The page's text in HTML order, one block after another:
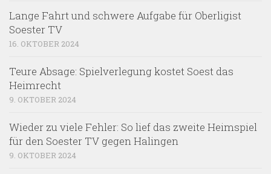
Lange Fahrt und schwere Aufgabe für Oberligist
Soester TV
16. OKTOBER 2024
Teure Absage: Spielverlegung kostet Soest das
Heimrecht
9. OKTOBER 2024
Wieder zu viele Fehler: So lief das zweite Heimspiel
für den Soester TV gegen Halingen
9. OKTOBER 2024